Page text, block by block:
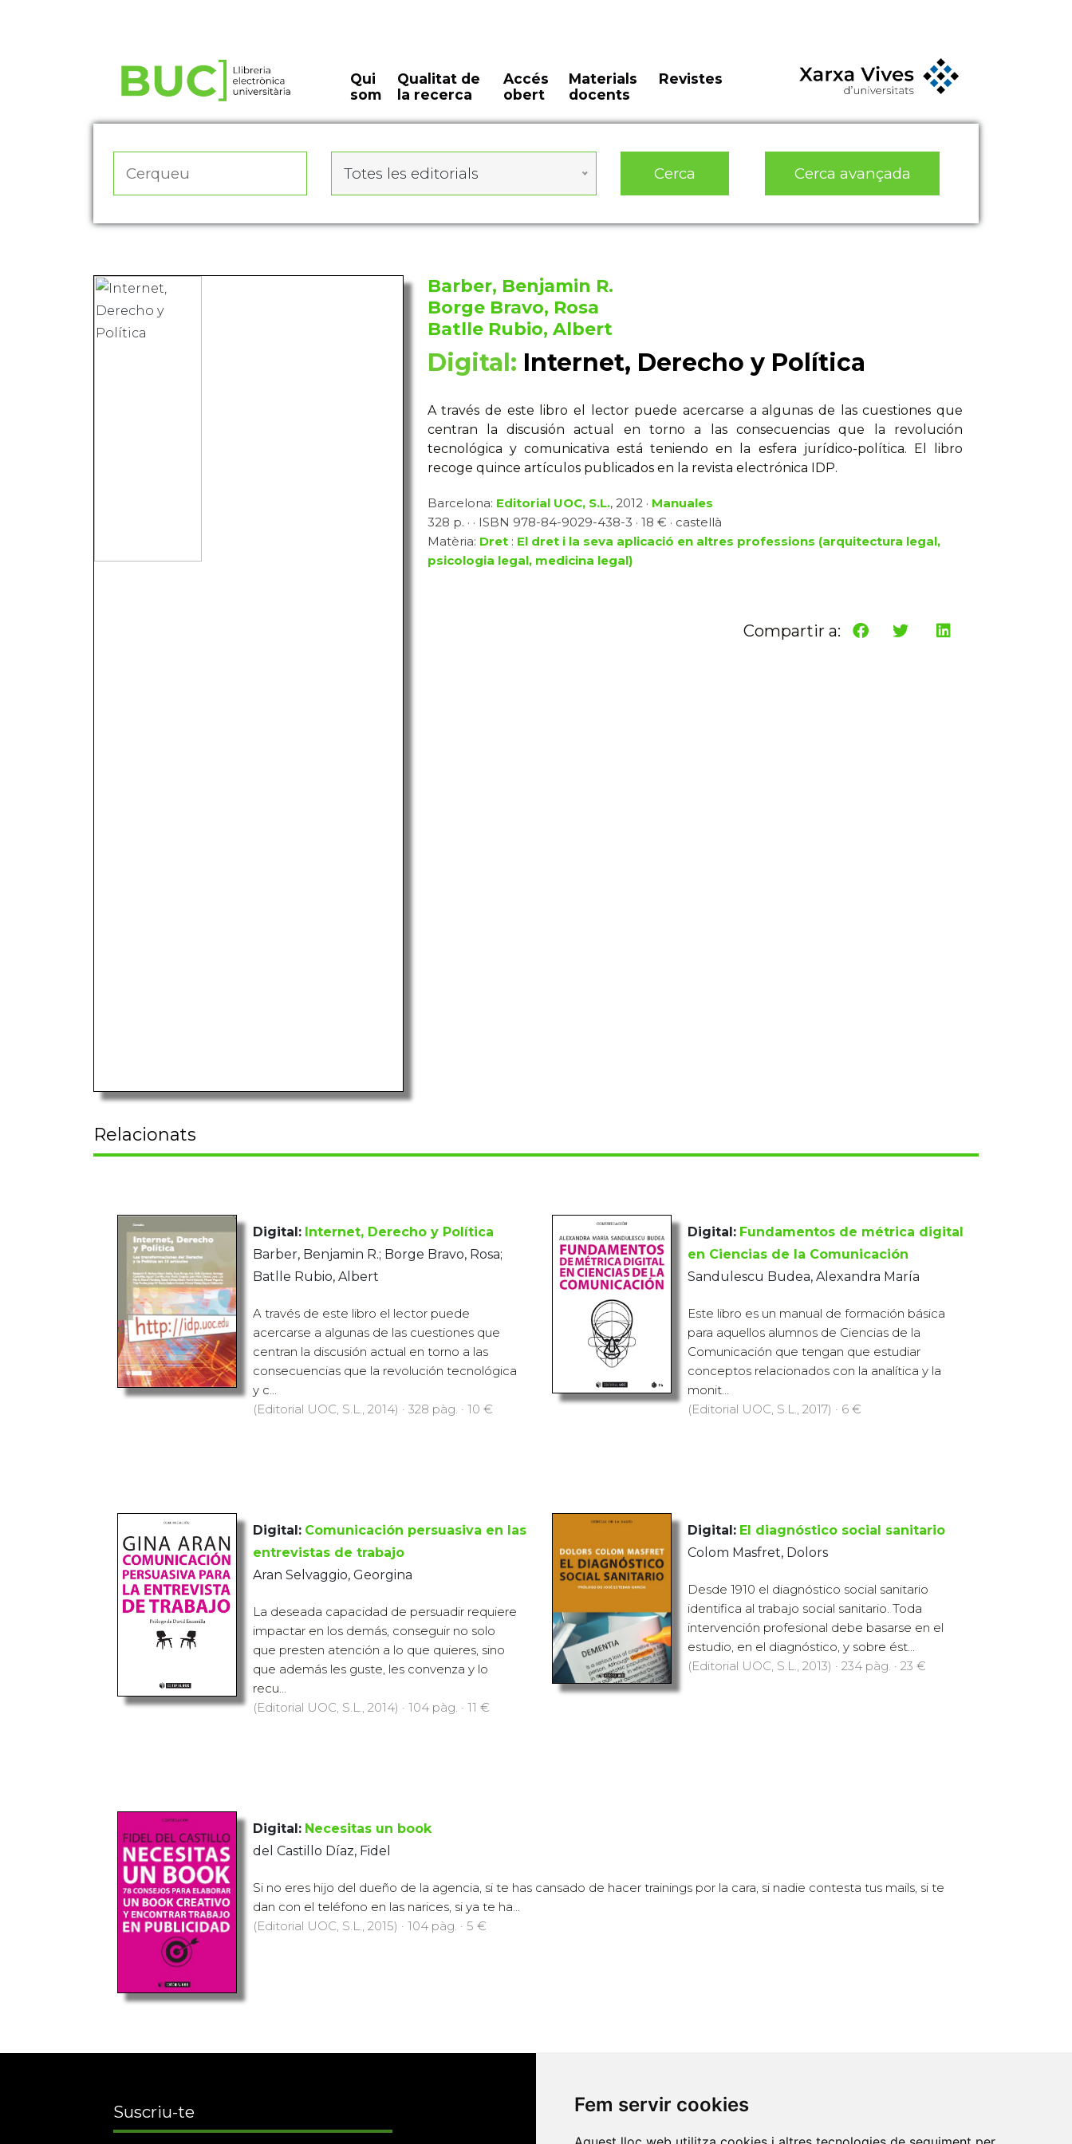
Fem servir cookies
Qui
som
Qualitat de
la recerca
Accés
obert
Materials
docents
Revistes
Totes les editorials Cerca Cerca avançada
Barber, Benjamin R.
Borge Bravo, Rosa
Batlle Rubio, Albert
Digital: Internet, Derecho y Política
A través de este libro el lector puede acercarse a algunas de las cuestiones que
centran la discusión actual en torno a las consecuencias que la revolución
tecnológica y comunicativa está teniendo en la esfera jurídico-política. El libro
recoge quince artículos publicados en la revista electrónica IDP.
Barcelona: Editorial UOC, S.L., 2012 · Manuales
328 p. · · ISBN 978-84-9029-438-3 · 18 € · castellà
Matèria: Dret: El dret i la seva aplicació en altres professions (arquitectura legal,
psicologia legal, medicina legal)
Compartir a:
Relacionats
Digital: Internet, Derecho y Política
Barber, Benjamin R.; Borge Bravo, Rosa;
Batlle Rubio, Albert
A través de este libro el lector puede
acercarse a algunas de las cuestiones que
centran la discusión actual en torno a las
consecuencias que la revolución tecnológica
y c...
(Editorial UOC, S.L., 2014) · 328 pàg. · 10 €
Digital: Fundamentos de métrica digital
en Ciencias de la Comunicación
Sandulescu Budea, Alexandra María
Este libro es un manual de formación básica
para aquellos alumnos de Ciencias de la
Comunicación que tengan que estudiar
conceptos relacionados con la analítica y la
monit...
(Editorial UOC, S.L., 2017) · 6 €
Digital: Comunicación persuasiva en las
entrevistas de trabajo
Aran Selvaggio, Georgina
La deseada capacidad de persuadir requiere
impactar en los demás, conseguir no solo
que presten atención a lo que quieres, sino
que además les guste, les convenza y lo
recu...
(Editorial UOC, S.L., 2014) · 104 pàg. · 11 €
Digital: El diagnóstico social sanitario
Colom Masfret, Dolors
Desde 1910 el diagnóstico social sanitario
identifica al trabajo social sanitario. Toda
intervención profesional debe basarse en el
estudio, en el diagnóstico, y sobre ést...
(Editorial UOC, S.L., 2013) · 234 pàg. · 23 €
Digital: Necesitas un book
del Castillo Díaz, Fidel
Si no eres hijo del dueño de la agencia, si te has cansado de hacer trainings por la cara, si nadie contesta tus mails, si te
dan con el teléfono en las narices, si ya te ha...
(Editorial UOC, S.L., 2015) · 104 pàg. · 5 €
Suscriu-te Enllaços